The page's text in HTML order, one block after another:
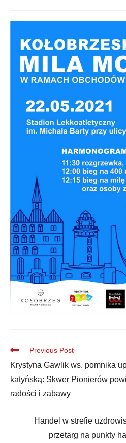
Previous Post
Krystyna Gawlik ws. pomnika
katyńską: Skwer Pionierów
radości i zabawy
Handel w strefie
przetarg na punkty